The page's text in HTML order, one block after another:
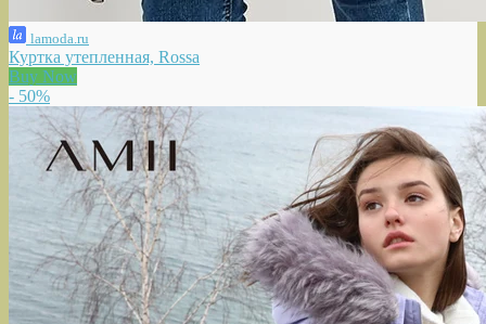
lamoda.ru
Куртка утепленная, Rossa
Buy Now
- 50%